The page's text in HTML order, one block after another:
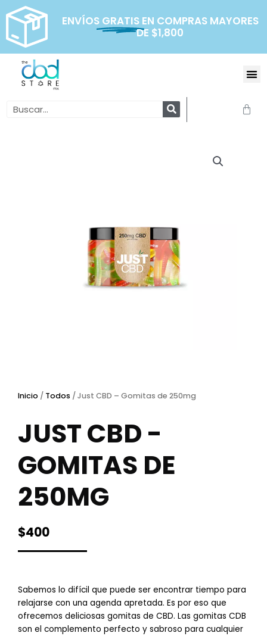
contenido
ENVÍOS GRATIS EN COMPRAS MAYORES
DE $1,800
Search
Inicio / Todos / Just CBD – Gomitas de 250mg
JUST CBD -
GOMITAS DE
250MG
$400
Sabemos lo difícil que puede ser encontrar tiempo para
relajarse con una agenda apretada. Es por eso que
ofrecemos deliciosas gomitas de CBD. Las gomitas CDB
son el complemento perfecto y sabroso para cualquier